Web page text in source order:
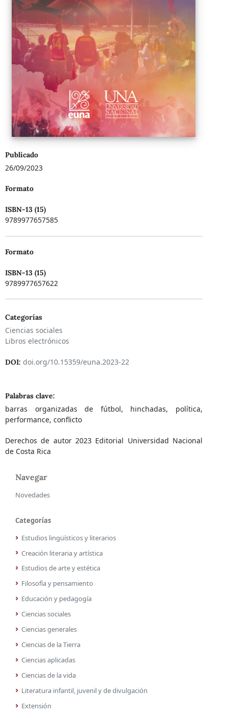
Publicado
26/09/2023
Formato
ISBN-13 (15)
9789977657585
Formato
ISBN-13 (15)
9789977657622
Categorías
Ciencias sociales
Libros electrónicos
DOI: doi.org/10.15359/euna.2023-22
Palabras clave:
barras organizadas de fútbol, hinchadas, política,
performance, conflicto
Derechos de autor 2023 Editorial Universidad Nacional
de Costa Rica
Navegar
Novedades
Categorías
Estudios lingüísticos y literarios
Creación literaria y artística
Estudios de arte y estética
Filosofía y pensamiento
Educación y pedagogía
Ciencias sociales
Ciencias generales
Ciencias de la Tierra
Ciencias aplicadas
Ciencias de la vida
Literatura infantil, juvenil y de divulgación
Extensión